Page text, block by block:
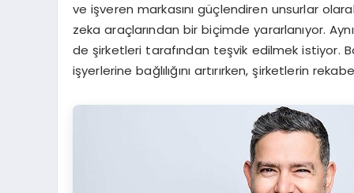
ve işveren markasını güçlendiren unsurlar
zeka araçlarından bir biçimde yararlanıyor.
de şirketleri tarafından teşvik edilmek istiyor.
işyerlerine bağlılığını artırırken, şirketlerin